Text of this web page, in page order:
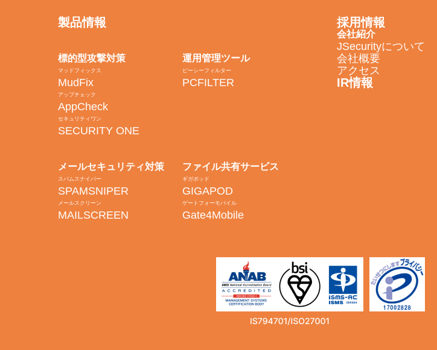
製品情報
標的型攻撃対策
マッドフィックス
MudFix
アップチェック
AppCheck
セキュリティワン
SECURITY ONE
メールセキュリティ対策
スパムスナイパー
SPAMSNIPER
メールスクリーン
MAILSCREEN
運用管理ツール
ピーシーフィルター
PCFILTER
ファイル共有サービス
ギガポッド
GIGAPOD
ゲートフォーモバイル
Gate4Mobile
採用情報
会社紹介
JSecurityについて
会社概要
アクセス
IR情報